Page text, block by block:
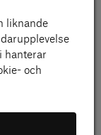
liknande
hanterar
och